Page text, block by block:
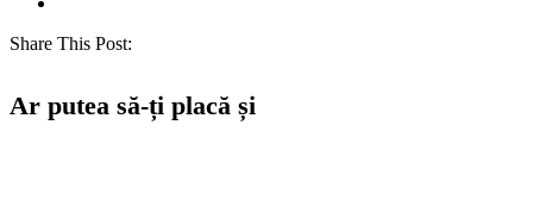
Share This Post:
Ar putea să-ți placă și